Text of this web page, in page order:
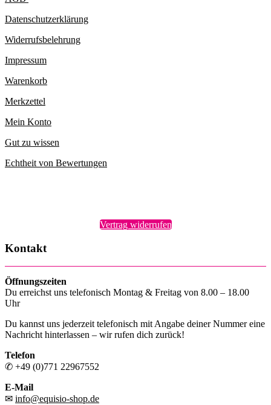
Datenschutzerklärung
Widerrufsbelehrung
Impressum
Warenkorb
Merkzettel
Mein Konto
Gut zu wissen
Echtheit von Bewertungen
Vertrag widerrufen
Kontakt
Öffnungszeiten
Du erreichst uns telefonisch Montag & Freitag von 8.00 – 18.00
Uhr
Du kannst uns jederzeit telefonisch mit Angabe deiner Nummer eine
Nachricht hinterlassen – wir rufen dich zurück!
Telefon
✆ +49 (0)771 22967552
E-Mail
✉ info@equisio-shop.de